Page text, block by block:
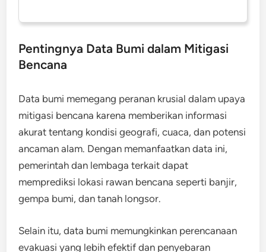
Pentingnya Data Bumi dalam Mitigasi
Bencana
Data bumi memegang peranan krusial dalam upaya
mitigasi bencana karena memberikan informasi
akurat tentang kondisi geografi, cuaca, dan potensi
ancaman alam. Dengan memanfaatkan data ini,
pemerintah dan lembaga terkait dapat
memprediksi lokasi rawan bencana seperti banjir,
gempa bumi, dan tanah longsor.
Selain itu, data bumi memungkinkan perencanaan
evakuasi yang lebih efektif dan penyebaran